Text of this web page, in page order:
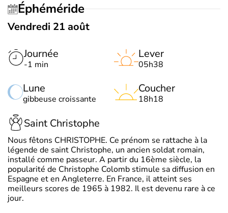
Éphéméride
Vendredi 21 août
Journée
-1 min
Lune
gibbeuse croissante
Lever
05h38
Coucher
18h18
Saint Christophe
Nous fêtons CHRISTOPHE. Ce prénom se rattache à la
légende de saint Christophe, un ancien soldat romain,
installé comme passeur. A partir du 16ème siècle, la
popularité de Christophe Colomb stimule sa diffusion en
Espagne et en Angleterre. En France, il atteint ses
meilleurs scores de 1965 à 1982. Il est devenu rare à ce
jour.